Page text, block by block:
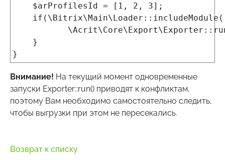
$arProfilesId = [1, 2, 3];
}
}
Внимание! На текущий момент одновременные
запуски Exporter::run() приводят к конфликтам,
поэтому Вам необходимо самостоятельно следить,
чтобы выгрузки при этом не пересекались.
Возврат к списку